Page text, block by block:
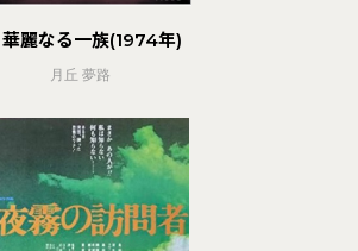
華麗なる一族(1974年)
月丘 夢路